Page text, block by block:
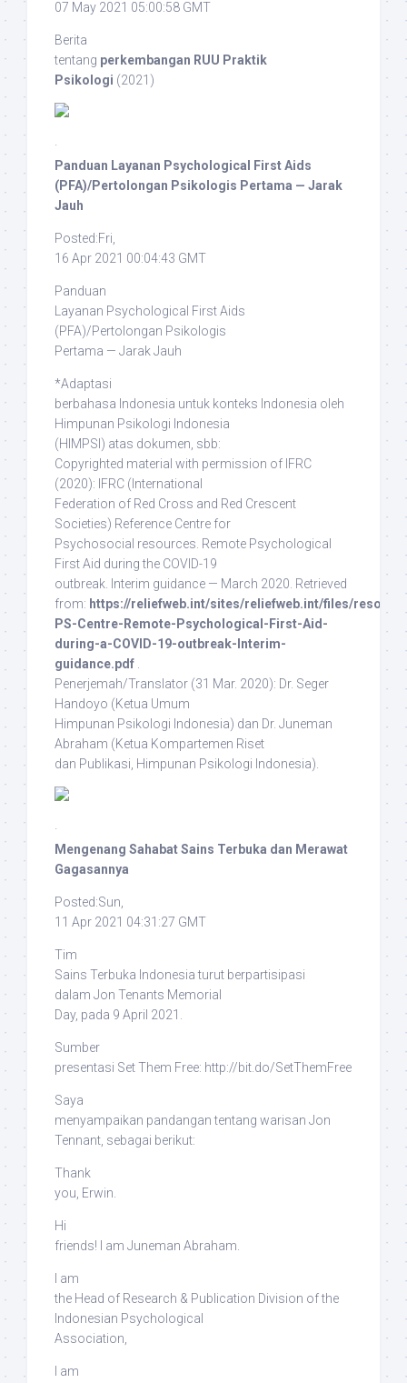
07 May 2021 05:00:58 GMT
Berita
tentang perkembangan RUU Praktik
Psikologi (2021)
·
Panduan Layanan Psychological First Aids
(PFA)/Pertolongan Psikologis Pertama — Jarak
Jauh
Posted:Fri,
16 Apr 2021 00:04:43 GMT
Panduan
Layanan Psychological First Aids
(PFA)/Pertolongan Psikologis
Pertama — Jarak Jauh
*Adaptasi
berbahasa Indonesia untuk konteks Indonesia oleh
Himpunan Psikologi Indonesia
(HIMPSI) atas dokumen, sbb:
Copyrighted material with permission of IFRC
(2020): IFRC (International
Federation of Red Cross and Red Crescent
Societies) Reference Centre for
Psychosocial resources. Remote Psychological
First Aid during the COVID-19
outbreak. Interim guidance — March 2020. Retrieved
from: https://reliefweb.int/sites/reliefweb.int/files/
PS-Centre-Remote-Psychological-First-Aid-
during-a-COVID-19-outbreak-Interim-
guidance.pdf .
Penerjemah/Translator (31 Mar. 2020): Dr. Seger
Handoyo (Ketua Umum
Himpunan Psikologi Indonesia) dan Dr. Juneman
Abraham (Ketua Kompartemen Riset
dan Publikasi, Himpunan Psikologi Indonesia).
·
Mengenang Sahabat Sains Terbuka dan Merawat
Gagasannya
Posted:Sun,
11 Apr 2021 04:31:27 GMT
Tim
Sains Terbuka Indonesia turut berpartisipasi
dalam Jon Tenants Memorial
Day, pada 9 April 2021.
Sumber
presentasi Set Them Free: http://bit.do/SetThemFree
Saya
menyampaikan pandangan tentang warisan Jon
Tennant, sebagai berikut:
Thank
you, Erwin.
Hi
friends! I am Juneman Abraham.
I am
the Head of Research & Publication Division of the
Indonesian Psychological
Association,
I am